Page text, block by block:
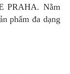
PRAHA. Nằm
phẩm đa dạng